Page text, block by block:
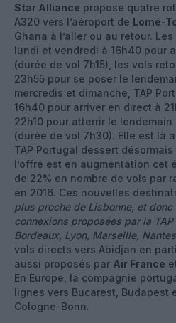
Star Alliance propose quatre
A320 vers l’aéroport de Lomé-
Ghana à l’aller ou au retour.
lundi et vendredi à 16h40 pour
(durée de vol 7h15), les vols
23h55 pour se poser le
mercredis et dimanche, TAP
16h40 pour arriver en direct à
22h10 pour atterrir le
(durée de vol 7h30). Elle est là
TAP Portugal dessert
l’offre est en augmentation cet
de 22% en nombre de vols par
en 2016. Ces nouvelles
plus proche de Lisbonne, et donc
connexions proposées par la
Bordeaux, Lyon, Marseille,
vols directs vers Abidjan en
aussi proposés par Air France
En Europe, la compagnie
lignes vers Bucarest, Budapest
Cologne-Bonn.